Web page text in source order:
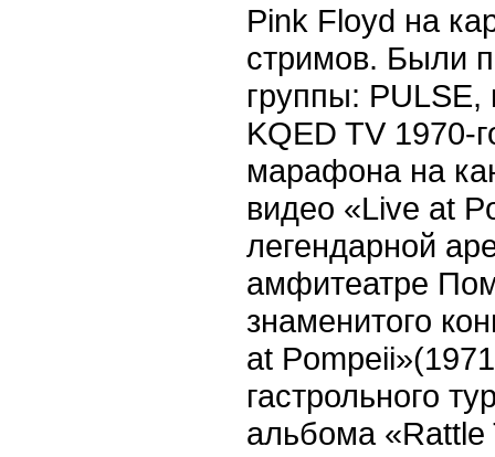
Pink Floyd на
стримов. Были
группы:
KQED TV 1970-
марафона на
видео «Live at
легендарной
амфитеатре
знаменитого
at
гастрольного
альбома